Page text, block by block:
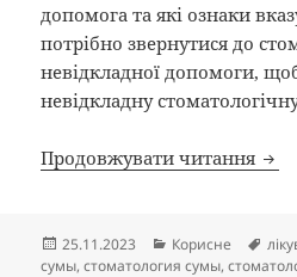
допомога та які ознаки
потрібно звернутися до
невідкладної допомоги,
невідкладну
Продовжувати читання 8
Опубліковано
25.11.2023 Категорії
Корисне
сумы,стоматология сумы,